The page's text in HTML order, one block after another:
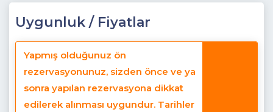
8 kişilik yemek takımı, Tava, Tencereler, çatal, bıçak vb.
Detayları: Oturma grubu, TV , Klima, 6 Kişilik yemek
masası ve Havuz kenarına çıkış bulunmaktadır.
1. Yatak Odası : Suit Aile Yatak Odası
Uygunluk / Fiyatlar
Yapmış olduğunuz ön
rezervasyonunuz, sizden önce ve ya
sonra yapılan rezervasyona dikkat
edilerek alınması uygundur. Tarihler